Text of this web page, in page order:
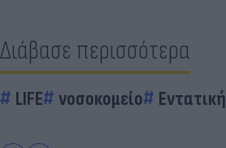
Διάβασε περισσότερα
LIFE νοσοκομείο Εντατική